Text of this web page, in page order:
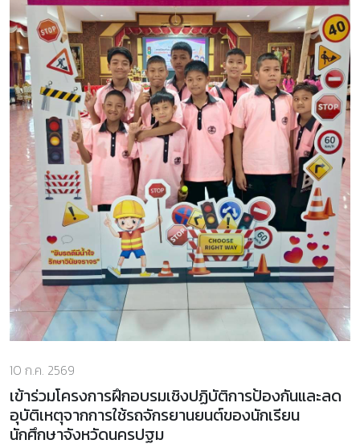
10 ก.ค. 2569
เข้าร่วมโครงการฝึกอบรมเชิงปฏิบัติการป้องกันและลด
อุบัติเหตุจากการใช้รถจักรยานยนต์ของนักเรียน
นักศึกษาจังหวัดนครปฐม